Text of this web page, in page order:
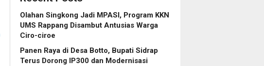
Olahan Singkong Jadi MPASI, Program KKN
UMS Rappang Disambut Antusias Warga
Ciro-ciroe
Panen Raya di Desa Botto, Bupati Sidrap
Terus Dorong IP300 dan Modernisasi